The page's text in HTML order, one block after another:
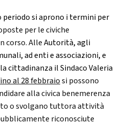
periodo si aprono i termini per
per le civiche
corso. AlleAutorità, agli
ad enti e associazioni, e
cittadinanza il Sindaco Valeria
al 28 febbraiosi possono
alla civica benemerenza
o svolgano tuttora attività
riconosciute